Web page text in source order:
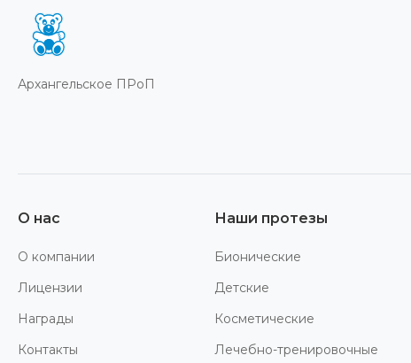
Архангельское ПРоП
О нас
О компании
Лицензии
Награды
Контакты
Наши протезы
Бионические
Детские
Косметические
Лечебно-тренировочные